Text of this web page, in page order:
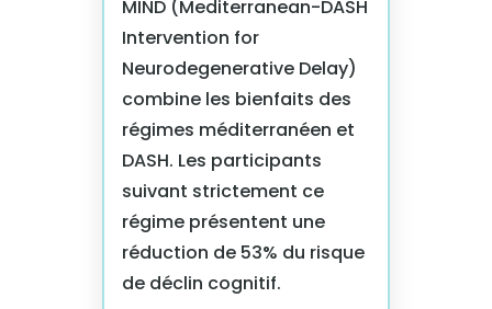
MIND (Mediterranean-DASH
Intervention for
Neurodegenerative Delay)
combine les bienfaits des
régimes méditerranéen et
DASH. Les participants
suivant strictement ce
régime présentent une
réduction de 53% du risque
de déclin cognitif.